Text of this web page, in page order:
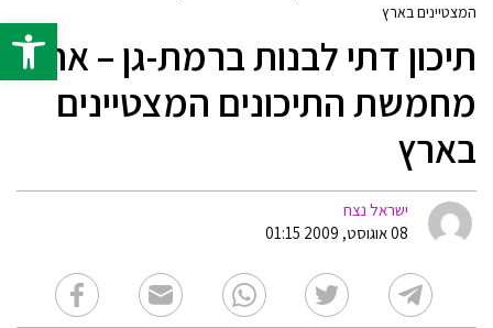
פתח
המצטיינים בארץ
תיכון דתי לבנות ברמת-גן – אחד
מחמשת התיכונים המצטיינים
בארץ
ישראל נצח
08 אוגוסט, 2009 01:15